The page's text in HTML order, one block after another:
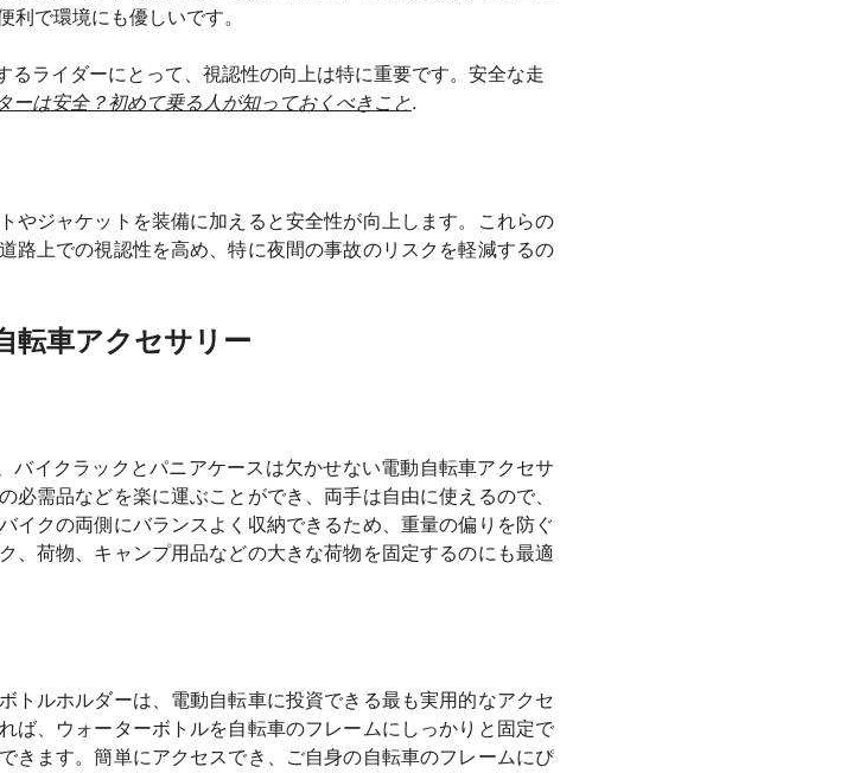
利で環境にも優しいです。
ライダーにとって、視認性の向上は特に重要です。安全な走
ーは安全？初めて乗る人が知っておくべきこと.
やジャケットを装備に加えると安全性が向上します。これらの
路上での視認性を高め、特に夜間の事故のリスクを軽減するの
転車アクセサリー
バイクラックとパニアケースは欠かせない電動自転車アクセサ
必需品などを楽に運ぶことができ、両手は自由に使えるので、
イクの両側にバランスよく収納できるため、重量の偏りを防ぐ
、荷物、キャンプ用品などの大きな荷物を固定するのにも最適
トルホルダーは、電動自転車に投資できる最も実用的なアクセ
ば、ウォーターボトルを自転車のフレームにしっかりと固定で
きます。簡単にアクセスでき、ご自身の自転車のフレームにぴ